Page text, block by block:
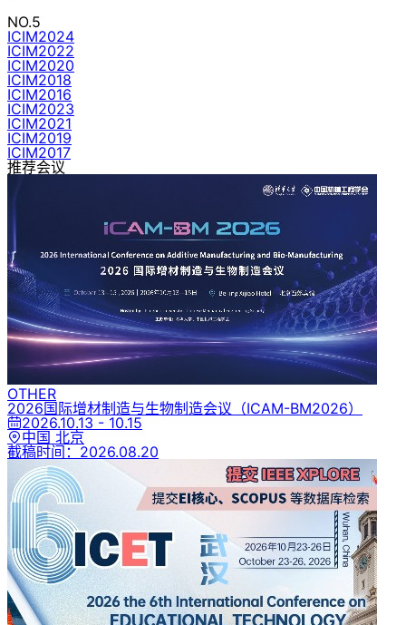
NO.5
ICIM2024
ICIM2022
ICIM2020
ICIM2018
ICIM2016
ICIM2023
ICIM2021
ICIM2019
ICIM2017
推荐会议
OTHER
2026国际增材制造与生物制造会议 （ICAM-BM2026）
2026.10.13 - 10.15
中国 北京
截稿时间： 2026.08.20